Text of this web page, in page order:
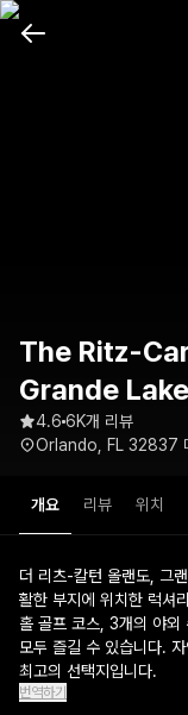
The Ritz-
Grande
4.6 6K개 리뷰
Orlando, FL 32837
개요 리뷰 위치
더 리츠-칼턴 올랜도, 그
활한 부지에 위치한 럭셔
홀 골프 코스, 3개의 야외
모두 즐길 수 있습니다.
최고의 선택지입니다.
번역하기